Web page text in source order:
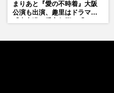
まりあと『愛の不時着』大阪
公演も出演、趣里はドラマ